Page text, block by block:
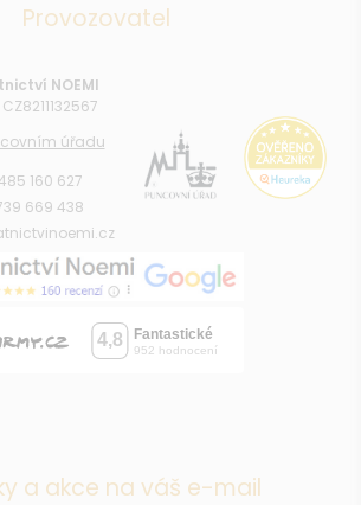
Provozovatel
NOEMI
úřadu
160 627
669 438
a akce na váš e-mail